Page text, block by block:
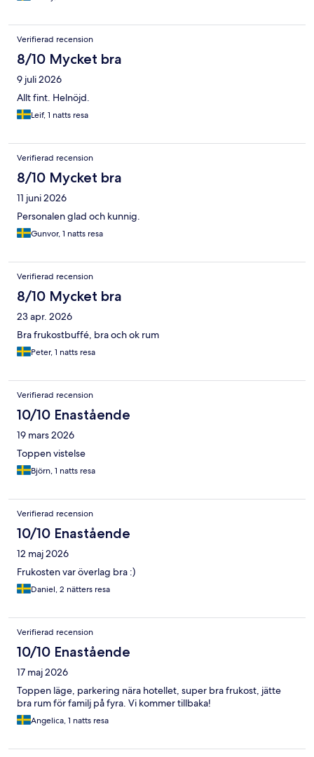
Verifierad recension
8/10 Mycket bra
9 juli 2026
Allt fint. Helnöjd.
Leif, 1 natts resa
Verifierad recension
8/10 Mycket bra
11 juni 2026
Personalen glad och kunnig.
Gunvor, 1 natts resa
Verifierad recension
8/10 Mycket bra
23 apr. 2026
Bra frukostbuffé, bra och ok rum
Peter, 1 natts resa
Verifierad recension
10/10 Enastående
19 mars 2026
Toppen vistelse
Björn, 1 natts resa
Verifierad recension
10/10 Enastående
12 maj 2026
Frukosten var överlag bra :)
Daniel, 2 nätters resa
Verifierad recension
10/10 Enastående
17 maj 2026
Toppen läge, parkering nära hotellet, super bra frukost, jätte
bra rum för familj på fyra. Vi kommer tillbaka!
Angelica, 1 natts resa